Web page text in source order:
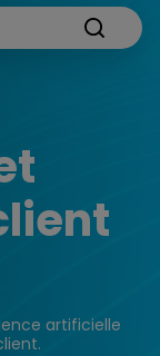
artificielle